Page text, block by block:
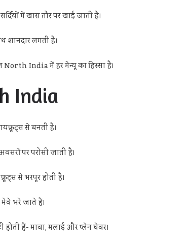
में खास तौर पर खाई जाती है।
शानदार लगती है।
India में हर मेन्यू का हिस्सा है।
India
से बनती है।
पर परोसी जाती है।
से भरपूर होती है।
भरे जाते हैं।
हैं- मावा, मलाई और प्लेन घेवर।